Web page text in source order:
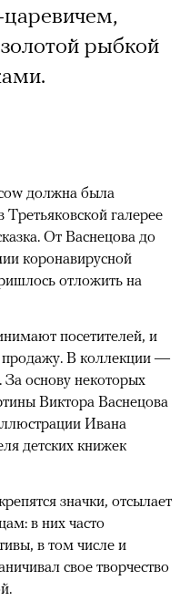
рыбкой
должна была
Третьяковской галерее
От Васнецова до
коронавирусной
отложить на
посетителей, и
продажу. В коллекции —
За основу некоторых
Виктора Васнецова
Ивана
детских книжек
значки, отсылает
в них часто
в том числе и
свое творчество